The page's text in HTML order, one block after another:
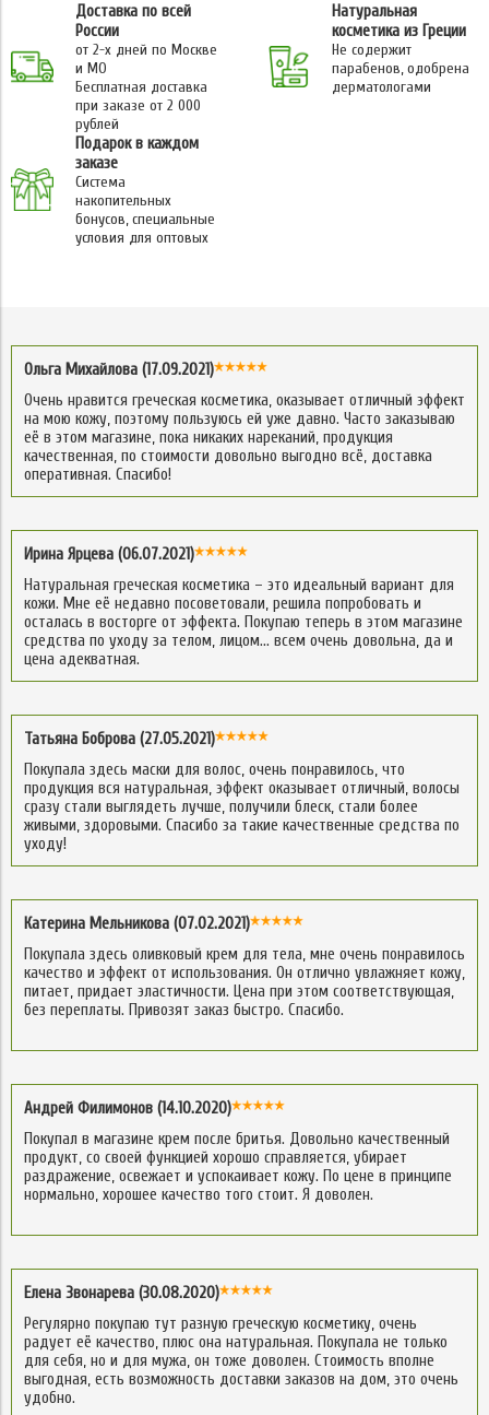
Доставка по всей
России
от 2-х дней по Москве
и МО
Бесплатная доставка
при заказе от 2 000
рублей
Натуральная
косметика из Греции
Не содержит
парабенов, одобрена
дерматологами
Подарок в каждом
заказе
Система
накопительных
бонусов, специальные
условия для оптовых
Ольга Михайлова (17.09.2021)
Очень нравится греческая косметика, оказывает отличный эффект
на мою кожу, поэтому пользуюсь ей уже давно. Часто заказываю
её в этом магазине, пока никаких нареканий, продукция
качественная, по стоимости довольно выгодно всё, доставка
оперативная. Спасибо!
Ирина Ярцева (06.07.2021)
Натуральная греческая косметика – это идеальный вариант для
кожи. Мне её недавно посоветовали, решила попробовать и
осталась в восторге от эффекта. Покупаю теперь в этом магазине
средства по уходу за телом, лицом… всем очень довольна, да и
цена адекватная.
Татьяна Боброва (27.05.2021)
Покупала здесь маски для волос, очень понравилось, что
продукция вся натуральная, эффект оказывает отличный, волосы
сразу стали выглядеть лучше, получили блеск, стали более
живыми, здоровыми. Спасибо за такие качественные средства по
уходу!
Катерина Мельникова (07.02.2021)
Покупала здесь оливковый крем для тела, мне очень понравилось
качество и эффект от использования. Он отлично увлажняет кожу,
питает, придает эластичности. Цена при этом соответствующая,
без переплаты. Привозят заказ быстро. Спасибо.
Андрей Филимонов (14.10.2020)
Покупал в магазине крем после бритья. Довольно качественный
продукт, со своей функцией хорошо справляется, убирает
раздражение, освежает и успокаивает кожу. По цене в принципе
нормально, хорошее качество того стоит. Я доволен.
Елена Звонарева (30.08.2020)
Регулярно покупаю тут разную греческую косметику, очень
радует её качество, плюс она натуральная. Покупала не только
для себя, но и для мужа, он тоже доволен. Стоимость вполне
выгодная, есть возможность доставки заказов на дом, это очень
удобно.